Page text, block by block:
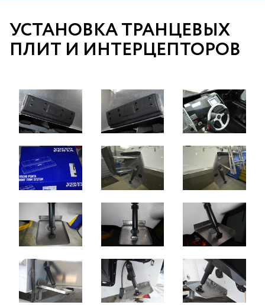
УСТАНОВКА ТРАНЦЕВЫХ
ПЛИТ И ИНТЕРЦЕПТОРОВ